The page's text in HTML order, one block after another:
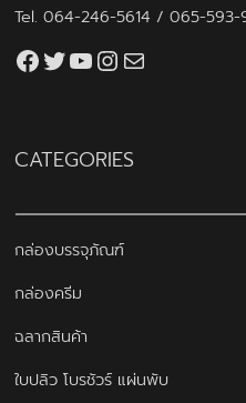
Tel.064-246-5614 /065-593-
Facebook
Twitter
YouTube
Instagram
CATEGORIES
กล่องบรรจุภัณฑ์
กล่องครีม
ฉลากสินค้า
ใบปลิว โบรชัวร์ แผ่นพับ